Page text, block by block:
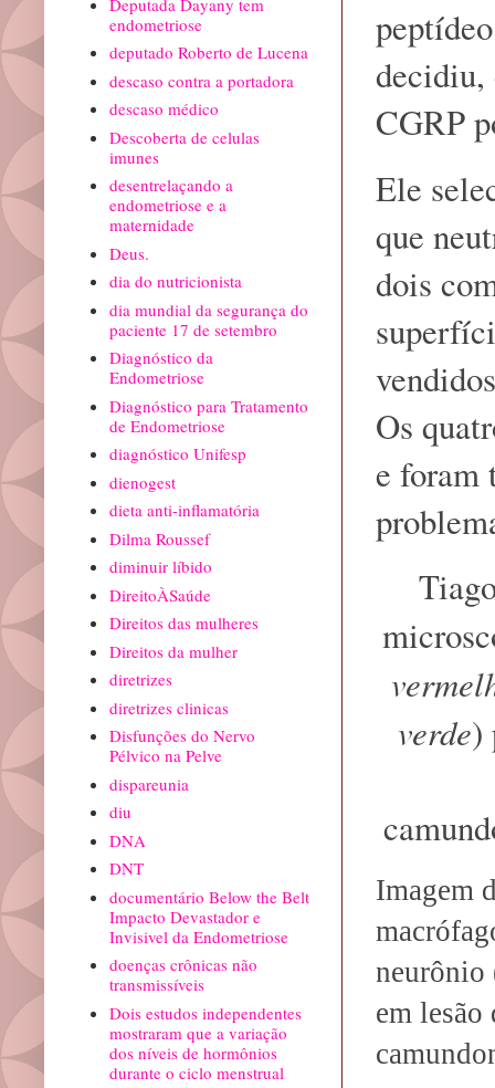
decidiu,
CGRP
Ele
que
dois
Os
e foram
verde)
Imagem
neurônio
em lesão
endometriose
deputado Roberto de Lucena
descaso contra a portadora
descaso médico
Descoberta de celulas
imunes
desentrelaçando a
endometriose e a
maternidade
Deus.
dia do nutricionista
dia mundial da segurança do
paciente 17 de setembro
Diagnóstico da
Endometriose
Diagnóstico para Tratamento
de Endometriose
diagnóstico Unifesp
dienogest
dieta anti-inflamatória
Dilma Roussef
diminuir líbido
DireitoÀSaúde
Direitos das mulheres
Direitos da mulher
diretrizes
diretrizes clinicas
Disfunções do Nervo
Pélvico na Pelve
dispareunia
diu
DNA
DNT
documentário Below the Belt
Impacto Devastador e
Invisivel da Endometriose
doenças crônicas não
transmissíveis
Dois estudos independentes
mostraram que a variação
dos níveis de hormônios
durante o ciclo menstrual